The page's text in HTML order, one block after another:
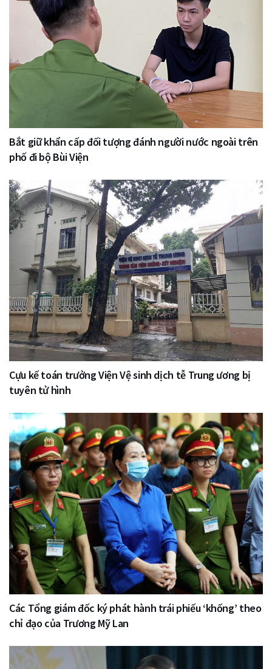
Bắt giữ khẩn cấp đối tượng đánh người nước ngoài trên
phố đi bộ Bùi Viện
Cựu kế toán trưởng Viện Vệ sinh dịch tễ Trung ương bị
tuyên tử hình
Các Tổng giám đốc ký phát hành trái phiếu ‘khống’ theo
chỉ đạo của Trương Mỹ Lan